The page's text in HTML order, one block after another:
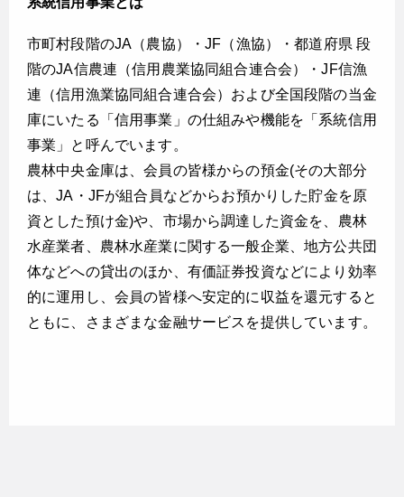
市町村段階のJA（農協）・JF（漁協）・都道府県 段
階のJA信農連（信用農業協同組合連合会）・JF信漁
連（信用漁業協同組合連合会）および全国段階の当金
庫にいたる「信用事業」の仕組みや機能を「系統信用
事業」と呼んでいます。
農林中央金庫は、会員の皆様からの預金(その大部分
は、JA・JFが組合員などからお預かりした貯金を原
資とした預け金)や、市場から調達した資金を、農林
水産業者、農林水産業に関する一般企業、地方公共団
体などへの貸出のほか、有価証券投資などにより効率
的に運用し、会員の皆様へ安定的に収益を還元すると
ともに、さまざまな金融サービスを提供しています。